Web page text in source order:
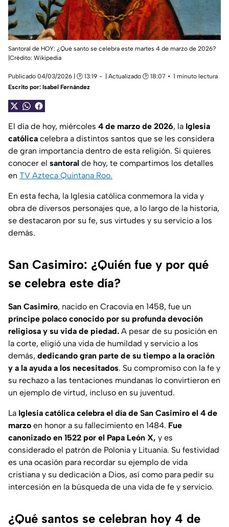
Santoral de HOY: ¿Qué santo se celebra este martes 4 de marzo de 2026?
|Crédito: Wikipedia
Publicado 04/03/2026 | 🕑 13:19 | Actualizado 🕑 18:07
1 minuto lectura
Escrito por: Isabel Fernández
El día de hoy, miércoles 4 de marzo de 2026, la Iglesia
católica celebra a distintos santos que se les considera
de gran importancia dentro de esta religión. Si quieres
conocer el santoral de hoy, te compartimos los detalles
en TV Azteca Quintana Roo.
En esta fecha, la Iglesia católica conmemora la vida y
obra de diversos personajes que, a lo largo de la historia,
se destacaron por su fe, sus virtudes y su servicio a los
demás.
San Casimiro: ¿Quién fue y por qué
se celebra este día?
San Casimiro, nacido en Cracovia en 1458, fue un
príncipe polaco conocido por su profunda devoción
religiosa y su vida de piedad. A pesar de su posición en
la corte, eligió una vida de humildad y servicio a los
demás, dedicando gran parte de su tiempo a la oración
y a la ayuda a los necesitados. Su compromiso con la fe y
su rechazo a las tentaciones mundanas lo convirtieron en
un ejemplo de virtud, incluso en su juventud.
La Iglesia católica celebra el día de San Casimiro el 4 de
marzo en honor a su fallecimiento en 1484. Fue
canonizado en 1522 por el Papa León X, y es
considerado el patrón de Polonia y Lituania. Su festividad
es una ocasión para recordar su ejemplo de vida
cristiana y su dedicación a Dios, así como para pedir su
intercesión en la búsqueda de una vida de fe y servicio.
¿Qué santos se celebran hoy 4 de